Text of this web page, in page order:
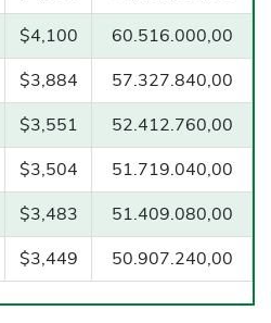
$4,100
60.516.000,00
$3,884
57.327.840,00
$3,551
52.412.760,00
$3,504
51.719.040,00
$3,483
51.409.080,00
$3,449 50.907.240,00